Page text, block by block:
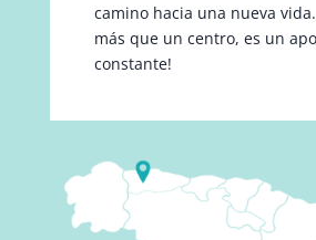
camino hacia una nueva vida.
más que un centro, es un
constante!